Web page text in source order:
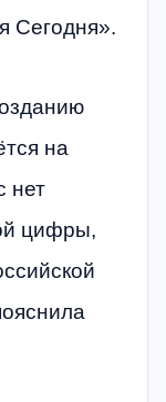
Сегодня».
на
нет
цифры,